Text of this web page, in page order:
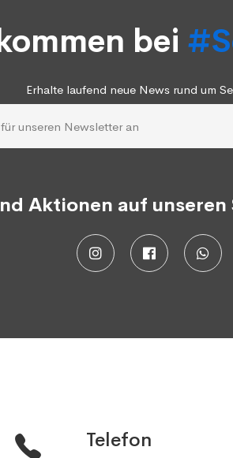
bei
Erhalte laufend neue News rund um
Aktionen auf
Telefon